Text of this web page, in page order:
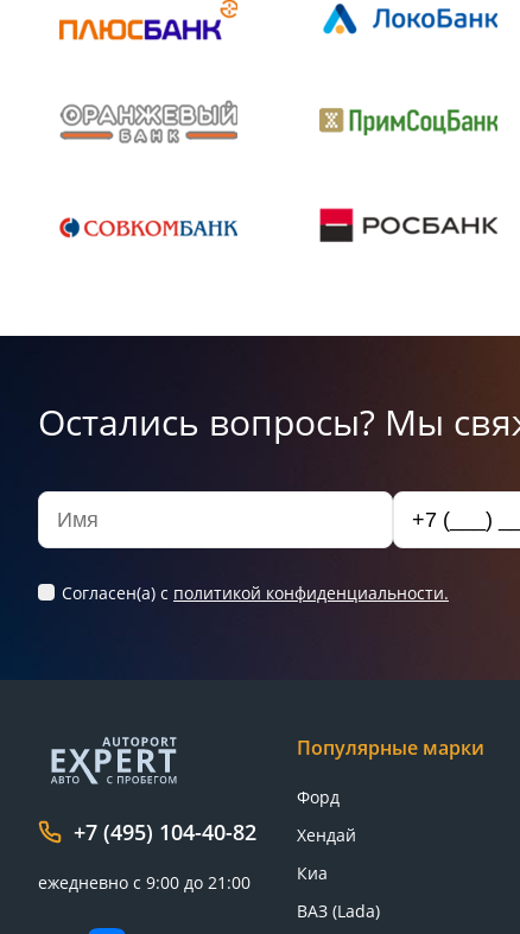
Остались вопросы? Мы
Согласен(а) c политикой конфиденциальности.
+7 (495) 104-40-82
ежедневно с 9:00 до 21:00
Популярные марки
Форд
Хендай
Киа
ВАЗ (Lada)